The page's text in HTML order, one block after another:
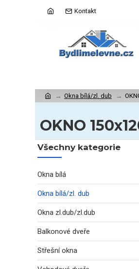
Kontakt
Okna bílá/zl. dub
OKNO
Všechny kategorie
Okna bílá
Okna bílá/zl. dub
Okna zl.dub/zl.dub
Balkonové dveře
Střešní okna